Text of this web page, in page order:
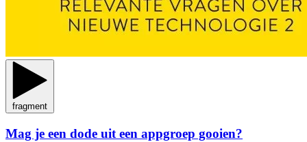
fragment
Mag je een dode uit een appgroep gooien?